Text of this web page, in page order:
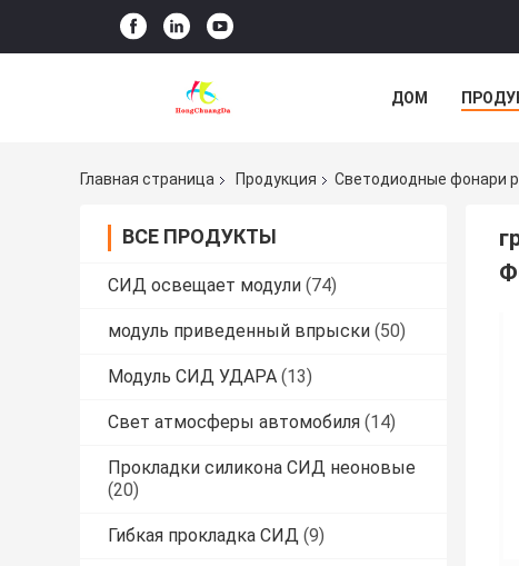
ДОМ
Главная страница Продукция Светодиодные фонари
ВСЕ ПРОДУКТЫ
СИД освещает модули (74)
модуль приведенный впрыски (50)
Модуль СИД УДАРА (13)
Свет атмосферы автомобиля (14)
Прокладки силикона СИД неоновые
(20)
Гибкая прокладка СИД (9)